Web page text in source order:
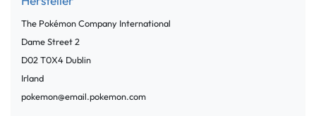
The Pokémon Company International
Dame Street2
D02 T0X4 Dublin
Irland
pokemon@email.pokemon.com